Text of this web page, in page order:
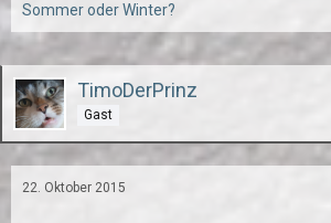
Sommer oder Winter?
TimoDerPrinz
Gast
22. Oktober 2015